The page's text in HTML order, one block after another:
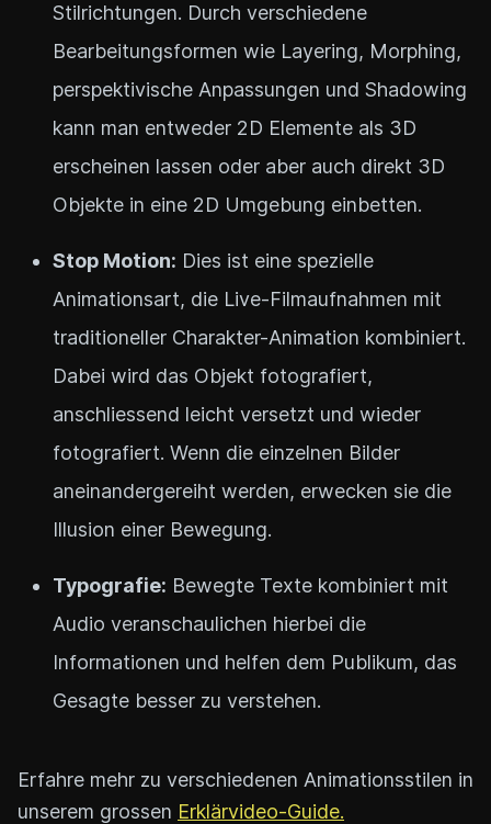
Stilrichtungen. Durch verschiedene
Bearbeitungsformen wie Layering, Morphing,
perspektivische Anpassungen und Shadowing
kann man entweder 2D Elemente als 3D
erscheinen lassen oder aber auch direkt 3D
Objekte in eine 2D Umgebung einbetten.
Stop Motion: Dies ist eine spezielle
Animationsart, die Live-Filmaufnahmen mit
traditioneller Charakter-Animation kombiniert.
Dabei wird das Objekt fotografiert,
anschliessend leicht versetzt und wieder
fotografiert. Wenn die einzelnen Bilder
aneinandergereiht werden, erwecken sie die
Illusion einer Bewegung.
Typografie: Bewegte Texte kombiniert mit
Audio veranschaulichen hierbei die
Informationen und helfen dem Publikum, das
Gesagte besser zu verstehen.
Erfahre mehr zu verschiedenen Animationsstilen in
unserem grossen Erklärvideo-Guide.